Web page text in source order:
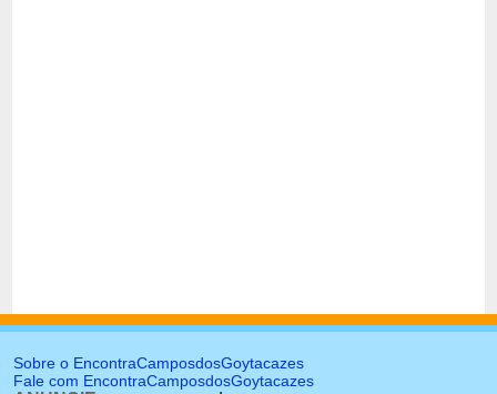
Sobre o EncontraCamposdosGoytacazes
Fale com EncontraCamposdosGoytacazes